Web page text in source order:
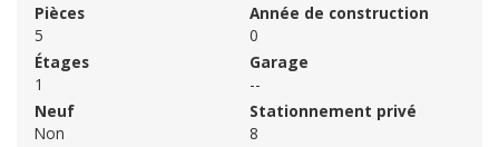
Pièces
5
Étages
1
Neuf
Non
Année de construction
0
Garage
--
Stationnement privé
8